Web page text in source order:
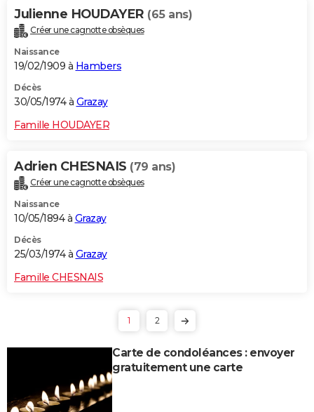
Julienne HOUDAYER (65 ans)
Créer une cagnotte obsèques
Naissance
19/02/1909 à Hambers
Décès
30/05/1974 à Grazay
Famille HOUDAYER
Adrien CHESNAIS (79 ans)
Créer une cagnotte obsèques
Naissance
10/05/1894 à Grazay
Décès
25/03/1974 à Grazay
Famille CHESNAIS
1 2
Carte de condoléances : envoyer
gratuitement une carte